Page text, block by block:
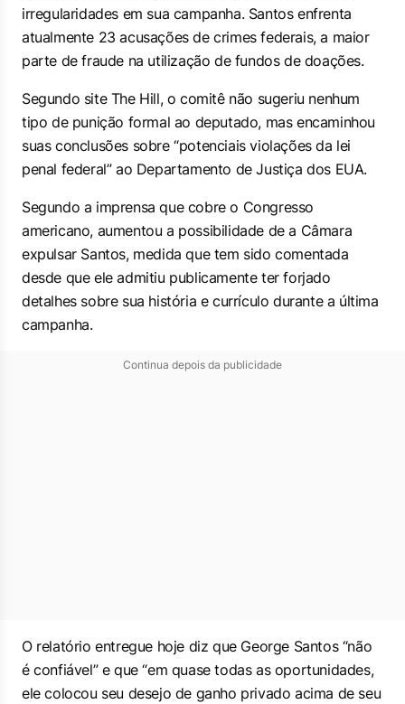
irregularidades em sua campanha. Santos enfrenta
atualmente 23 acusações de crimes federais, a maior
parte de fraude na utilização de fundos de doações.
Segundo site The Hill,o comitê não sugeriu nenhum
tipo de punição formal ao deputado, mas encaminhou
suas conclusões sobre “potenciais violações da lei
penal federal” ao Departamento de Justiça dos EUA.
Segundo a imprensa que cobre o Congresso
americano, aumentou a possibilidade de a Câmara
expulsar Santos, medida que tem sido comentada
desde que ele admitiu publicamente ter forjado
detalhes sobre sua história e currículo durante a última
campanha.
Continua depois da publicidade
O relatório entregue hoje diz que George Santos “não
é confiável” e que “em quase todas as oportunidades,
ele colocou seu desejo de ganho privado acima de seu